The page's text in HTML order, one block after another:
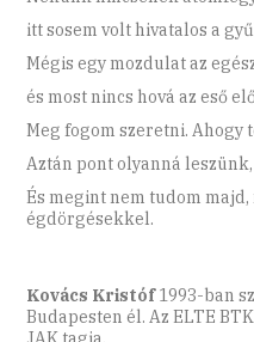
itt sosem volt hivatalos a
Mégis egy mozdulat az
és most nincs hová az eső
Meg fogom szeretni. Ahogy
Aztán pont olyanná
És megint nem tudom
égdörgésekkel.
Kovács Kristóf1993-ban
Budapesten él. Az ELTE